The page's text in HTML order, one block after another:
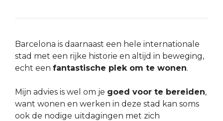
Barcelona is daarnaast een hele internationale
stad met een rijke historie en altijd in beweging,
echt een fantastische plek om te wonen.
Mijn advies is wel om je goed voor te bereiden,
want wonen en werken in deze stad kan soms
ook de nodige uitdagingen met zich